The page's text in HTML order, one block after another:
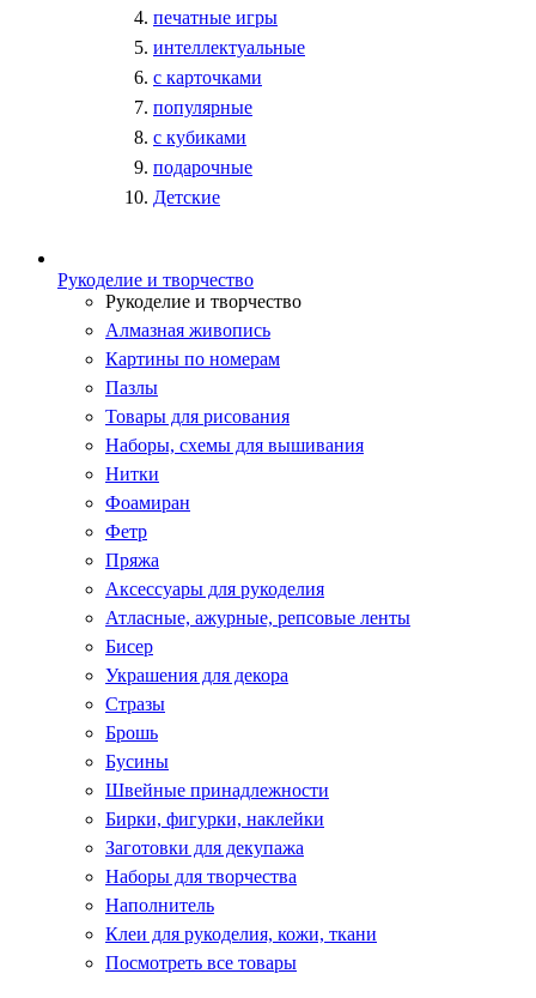
печатные игры
интеллектуальные
с карточками
популярные
с кубиками
подарочные
Детские
Рукоделие и творчество
Рукоделие и творчество
Алмазная живопись
Картины по номерам
Пазлы
Товары для рисования
Наборы, схемы для вышивания
Нитки
Фоамиран
Фетр
Пряжа
Аксессуары для рукоделия
Атласные, ажурные, репсовые ленты
Бисер
Украшения для декора
Стразы
Брошь
Бусины
Швейные принадлежности
Бирки, фигурки, наклейки
Заготовки для декупажа
Наборы для творчества
Наполнитель
Клеи для рукоделия, кожи, ткани
Посмотреть все товары